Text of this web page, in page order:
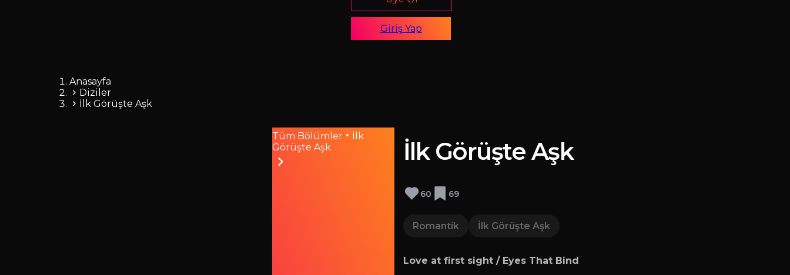
Giriş Yap
Anasayfa
Diziler
İlk Görüşte Aşk
Tüm Bölümler • İlk
Görüşte Aşk
İlk Görüşte Aşk
60 69
Romantik İlk Görüşte Aşk
Love at first sight / Eyes That Bind